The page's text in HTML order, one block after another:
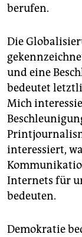
berufen.
Die
und eine
bedeutet
Mich
interessiert,
Internets für
bedeuten.
Demokratie